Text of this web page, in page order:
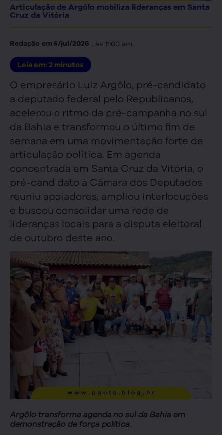
Articulação de Argôlo mobiliza lideranças em Santa
Cruz da Vitória
Redação em 6/jul/2026 , às 11:00 am
Leia em: 2 minutos
O empresário Luiz Argôlo, pré-candidato
a deputado federal pelo Republicanos,
acelerou o ritmo da pré-campanha no sul
da Bahia e transformou o último fim de
semana em uma movimentação forte de
articulação política. Em agenda
concentrada em Santa Cruz da Vitória, o
pré-candidato à Câmara dos Deputados
reuniu apoiadores, ampliou interlocuções
e buscou consolidar uma rede de
lideranças locais para a disputa eleitoral
de outubro deste ano.
Argôlo transforma agenda no sul da Bahia em
demonstração de força política.